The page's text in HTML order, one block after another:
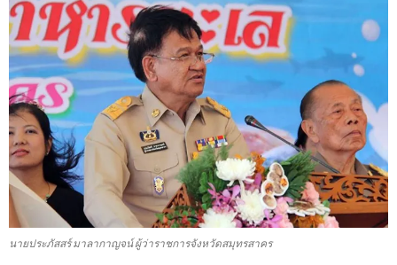
นายประภัสสร์ มาลากาญจน์ ผู้ว่าราชการจังหวัดสมุทรสาคร